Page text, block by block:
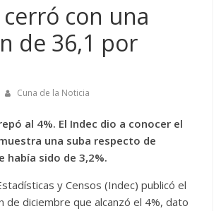
cerró con una
de 36,1 por
Cuna de la Noticia
al 4%. El Indec dio a conocer el
una suba respecto de
había sido de 3,2%.
y Censos (Indec) publicó el
de diciembre que alcanzó el 4%, dato